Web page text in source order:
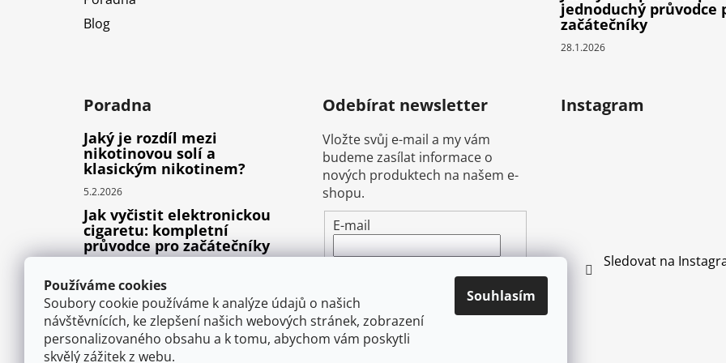
Používáme cookies
Soubory cookie používáme k analýze údajů o našich
návštěvnících, ke zlepšení našich webových stránek, zobrazení
personalizovaného obsahu a k tomu, abychom vám poskytli
skvělý zážitek z webu.
Souhlasím
Blog
jednoduchý průvodce
začátečníky
28.1.2026
Poradna
Jaký je rozdíl mezi
nikotinovou solí a
klasickým nikotinem?
5.2.2026
Jak vyčistit elektronickou
cigaretu: kompletní
průvodce pro začátečníky
Proč prská elektronická
cigareta (e-liquid)?
1.9.2025
Odebírat newsletter
Vložte svůj e-mail a my vám
budeme zasílat informace o
nových produktech na našem e-
shopu.
E-mail
podmínkami ochrany
osobních údajů
PŘIHLÁSIT SE
Instagram
Sledovat na